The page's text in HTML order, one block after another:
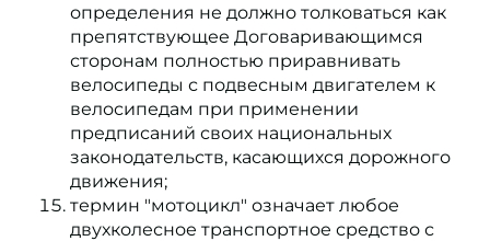
определения не должно толковаться как
препятствующее Договаривающимся
сторонам полностью приравнивать
велосипеды с подвесным двигателем к
велосипедам при применении
предписаний своих национальных
законодательств, касающихся дорожного
движения;
термин "мотоцикл" означает любое
двухколесное транспортное средство с